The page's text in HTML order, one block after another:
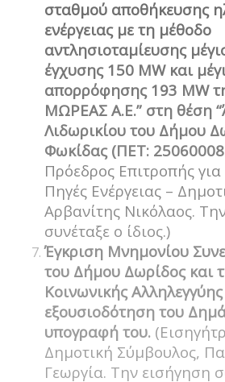
σταθμού αποθήκευσης
ενέργειας με τη μέθοδο
αντλησιοταμίευσης
έγχυσης 150 MW και
απορρόφησης 193 MW
ΜΩΡΕΑΣ A.E.” στη θέση
Λιδωρικίου του Δήμου
Φωκίδας (ΠΕΤ:
Πρόεδρος Επιτροπής
Πηγές Ενέργειας –
Αρβανίτης Νικόλαος.
συνέταξε ο ίδιος.)
Έγκριση Μνημονίου
του Δήμου Δωρίδος και
Κοινωνικής
εξουσιοδότηση του
υπογραφή του.
Δημοτική Σύμβουλος,
Γεωργία. Την εισήγηση